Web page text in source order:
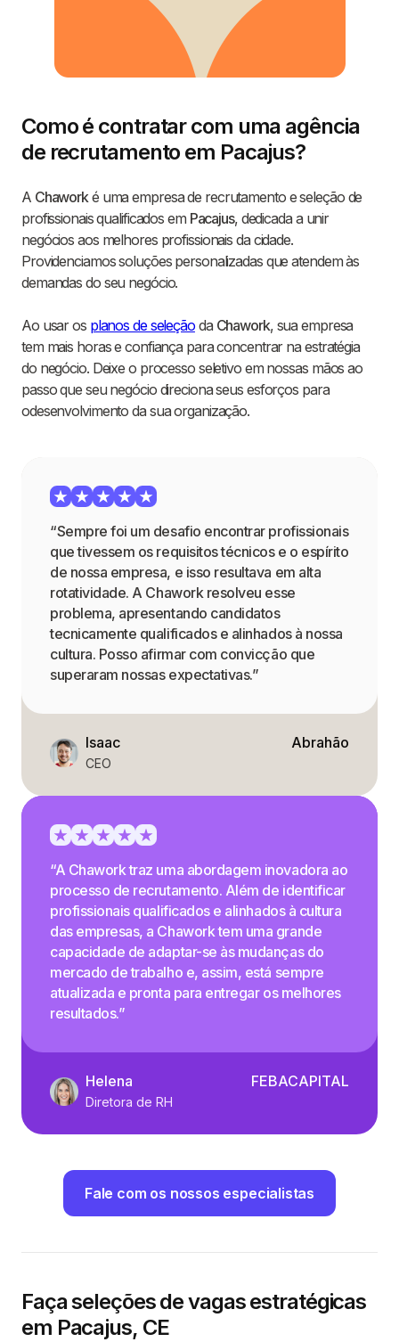
Como é contratar com uma agência
de recrutamento em Pacajus?
A Chaworké uma empresa de recrutamento e seleção de
profissionais qualificados em Pacajus, dedicada a unir
negócios aos melhores profissionais da cidade.
Providenciamos soluções personalizadas que atendem às
demandas do seu negócio.
Ao usar os planos de seleçãoda Chawork, sua empresa
tem mais horas e confiança para concentrar na estratégia
do negócio. Deixe o processo seletivo em nossas mãos ao
passo que seu negócio direciona seus esforços para
odesenvolvimento da sua organização.
“Sempre foi um desafio encontrar profissionais
que tivessem os requisitos técnicos e o espírito
de nossa empresa, e isso resultava em alta
rotatividade. A Chawork resolveu esse
problema, apresentando candidatos
tecnicamente qualificados e alinhados à nossa
cultura. Posso afirmar com convicção que
superaram nossas expectativas.”
Isaac
CEO
Abrahão
“A Chawork traz uma abordagem inovadora ao
processo de recrutamento. Além de identificar
profissionais qualificados e alinhados à cultura
das empresas, a Chawork tem uma grande
capacidade de adaptar-se às mudanças do
mercado de trabalho e, assim, está sempre
atualizada e pronta para entregar os melhores
resultados.”
Helena
Diretora de RH
FEBACAPITAL
Fale com os nossos especialistas
Faça seleções de vagas estratégicas
em Pacajus, CE